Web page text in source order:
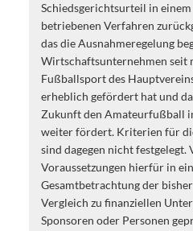
Schiedsgerichtsurteil in
betriebenen Verfahren
das die Ausnahmeregelung
Wirtschaftsunternehmen seit
Fußballsport des
erheblich gefördert hat und
Zukunft den Amateurfußball
weiter fördert. Kriterien für
sind dagegen nicht
Voraussetzungen hierfür in
Gesamtbetrachtung der
Vergleich zu finanziellen
Sponsoren oder Personen